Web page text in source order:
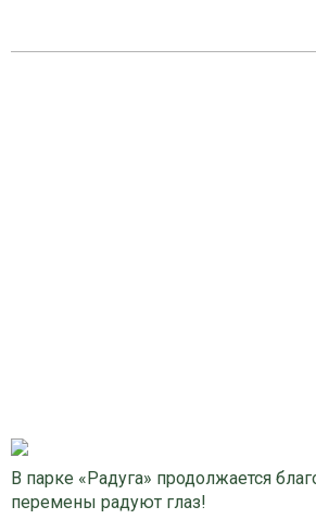
В парке «Радуга» продолжается
перемены радуют глаз!